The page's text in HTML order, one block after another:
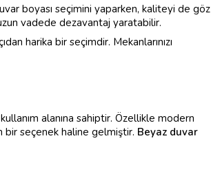
boyası seçimini yaparken, kaliteyi de göz
vadede dezavantaj yaratabilir.
harika bir seçimdir. Mekanlarınızı
alanına sahiptir. Özellikle modern
seçenek haline gelmiştir. Beyaz duvar